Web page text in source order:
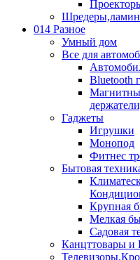
014 Разное
Умный дом
Все для
Bluetooth
Гаджеты
Игрушки
Монопод
Фитнес
Бытовая
Крупная
Мелкая
Садовая
Канцттовары и